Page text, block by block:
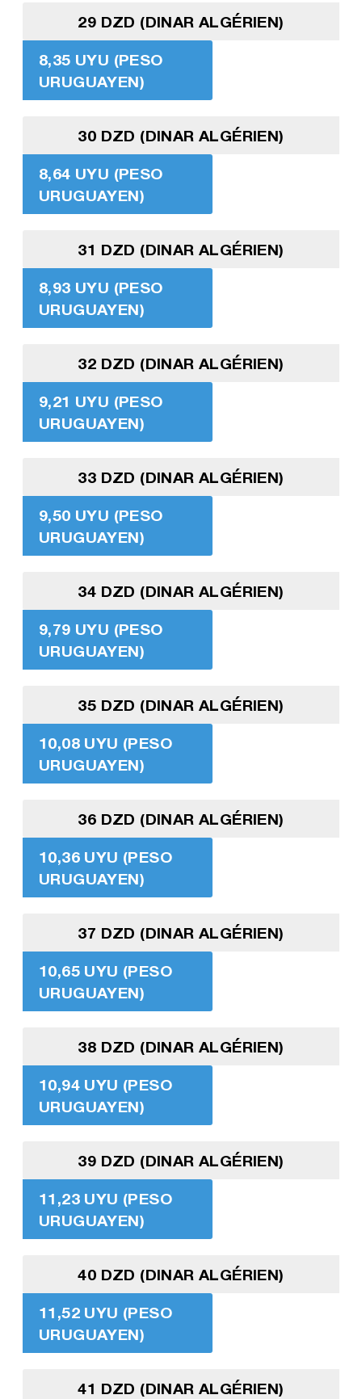
29 DZD (DINAR ALGÉRIEN)
8,35 UYU (PESO
URUGUAYEN)
30 DZD (DINAR ALGÉRIEN)
8,64 UYU (PESO
URUGUAYEN)
31 DZD (DINAR ALGÉRIEN)
8,93 UYU (PESO
URUGUAYEN)
32 DZD (DINAR ALGÉRIEN)
9,21 UYU (PESO
URUGUAYEN)
33 DZD (DINAR ALGÉRIEN)
9,50 UYU (PESO
URUGUAYEN)
34 DZD (DINAR ALGÉRIEN)
9,79 UYU (PESO
URUGUAYEN)
35 DZD (DINAR ALGÉRIEN)
10,08 UYU (PESO
URUGUAYEN)
36 DZD (DINAR ALGÉRIEN)
10,36 UYU (PESO
URUGUAYEN)
37 DZD (DINAR ALGÉRIEN)
10,65 UYU (PESO
URUGUAYEN)
38 DZD (DINAR ALGÉRIEN)
10,94 UYU (PESO
URUGUAYEN)
39 DZD (DINAR ALGÉRIEN)
11,23 UYU (PESO
URUGUAYEN)
40 DZD (DINAR ALGÉRIEN)
11,52 UYU (PESO
URUGUAYEN)
41 DZD (DINAR ALGÉRIEN)